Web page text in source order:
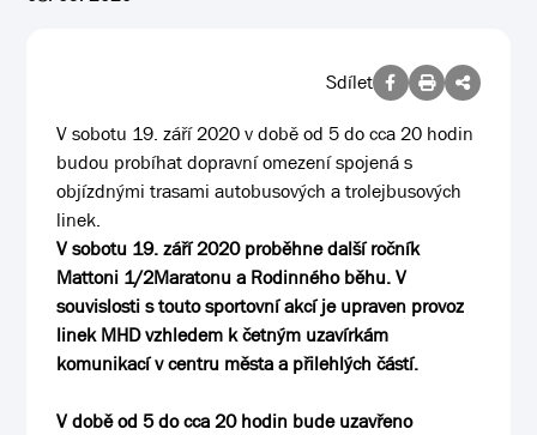
Sdílet
V sobotu 19. září 2020 v době od 5 do cca 20 hodin
budou probíhat dopravní omezení spojená s
objízdnými trasami autobusových a trolejbusových
linek.
V sobotu 19. září 2020 proběhne další ročník
Mattoni 1/2Maratonu a Rodinného běhu. V
souvislosti s touto sportovní akcí je upraven provoz
linek MHD vzhledem k četným uzavírkám
komunikací v centru města a přilehlých částí.
V době od 5 do cca 20 hodin bude uzavřeno